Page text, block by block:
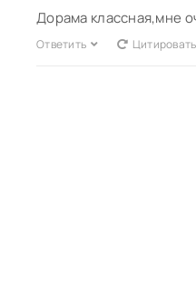
Дорама классная,мне
Ответить Цитировать